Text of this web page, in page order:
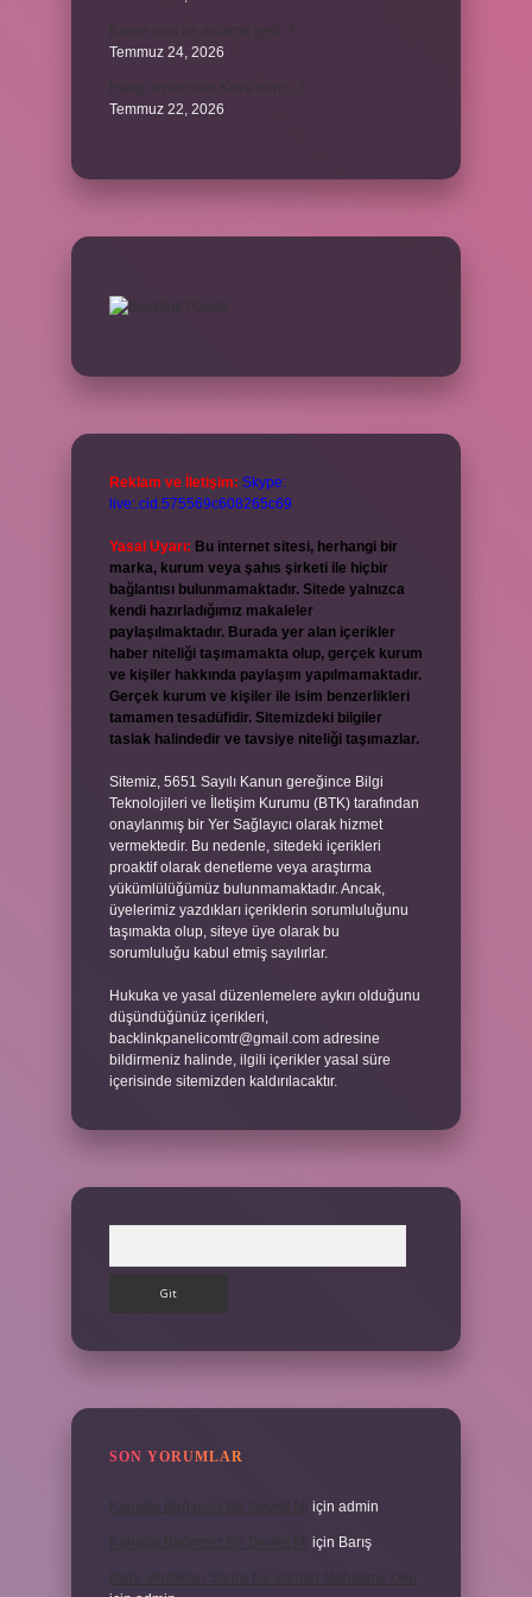
Temmuz 24, 2026
Temmuz 22, 2026
Reklam ve İletişim: Skype:
live:.cid.575569c608265c69
Yasal Uyarı: Bu internet sitesi, herhangi bir
marka, kurum veya şahıs şirketi ile hiçbir
bağlantısı bulunmamaktadır. Sitede yalnızca
kendi hazırladığımız makaleler
paylaşılmaktadır. Burada yer alan içerikler
haber niteliği taşımamakta olup, gerçek kurum
ve kişiler hakkında paylaşım yapılmamaktadır.
Gerçek kurum ve kişiler ile isim benzerlikleri
tamamen tesadüfidir. Sitemizdeki bilgiler
taslak halindedir ve tavsiye niteliği taşımazlar.
Sitemiz, 5651 Sayılı Kanun gereğince Bilgi
Teknolojileri ve İletişim Kurumu (BTK) tarafından
onaylanmış bir Yer Sağlayıcı olarak hizmet
vermektedir. Bu nedenle, sitedeki içerikleri
proaktif olarak denetleme veya araştırma
yükümlülüğümüz bulunmamaktadır. Ancak,
üyelerimiz yazdıkları içeriklerin sorumluluğunu
taşımakta olup, siteye üye olarak bu
sorumluluğu kabul etmiş sayılırlar.
Hukuka ve yasal düzenlemelere aykırı olduğunu
düşündüğünüz içerikleri,
backlinkpanelicomtr@gmail.com adresine
bildirmeniz halinde, ilgili içerikler yasal süre
içerisinde sitemizden kaldırılacaktır.
SON YORUMLAR
için admin
için Barış